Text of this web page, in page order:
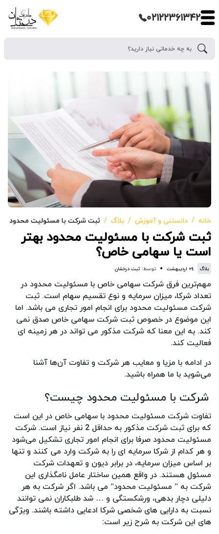
۰۲۱۲۲۳۶۱۳۴۲
خانه دانستنی و آموزش بلاگ ثبت شرکت با مسئولیت محدود
ثبت شرکت با مسئولیت محدود بهتر
است یا سهامی خاص؟
بلاگ ۰۹ اردیبهشت توسط: ثبت درخشان
مهم‌ترین فرق شرکت سهامی خاص با مسئولیت محدود در
تعداد شرکا، میزان سرمایه و نوع تقسیم سهام است. ثبت
شرکت مسئولیت محدود برای انجام امور تجاری می باشد. اما
این موضوع در خصوص ثبت شرکت سهامی خاص صدق نمی
کند. به این معنا که شرکت مذکور می تواند در هر زمینه ای
فعالیت کند.
در ادامه با مزیا و معایب هر شرکت و تفاوت آن‌ها آشنا
می‌شوید با ما همراه باشید.
شرکت با مسئولیت محدود چیست؟
تفاوت شرکت مسئولیت محدود با سهامی خاص در این است
که برای ثبت شرکت مذکور به حداقل 2 نفر نیاز است. شرکت
مسئولیت محدود صرفا برای انجام امور تجاری تشکیل می‌شود
و هر کدام از شرکا سرمایه ای را به شرکت وارد می کنند و تنها
بر اساس میزان سرمایه، در برابر دیون و تعهدات شرکت
مسئول هستند. در واقع همین ساختار عامل نامگذاری این
شرکت به ” مسئولیت محدود” می باشد. اگر شرکت به هر
دلیلی دچار بدهی، ورشکستگی و … شد طلبکاران نمی توانند
نسبت به دارایی های شخصی شرکا ادعایی داشته باشند. ویژگی
های این شرکت به شرح زیر است: